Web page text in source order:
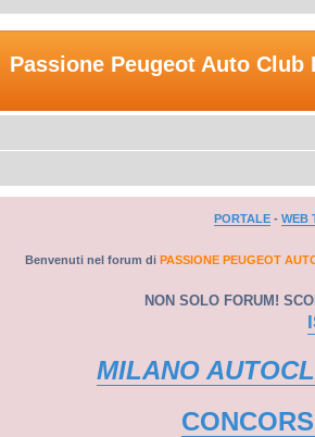
Passione Peugeot Auto Club
PORTALE - WEB
Benvenuti nel forum di PASSIONE PEUGEOT
NON SOLO FORUM!
MILANO